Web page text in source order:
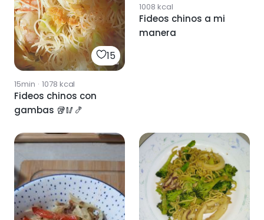
15
15min · 1078 kcal
Fideos chinos con
gambas 🥡🥢🍤
1008 kcal
Fideos chinos a mi
manera